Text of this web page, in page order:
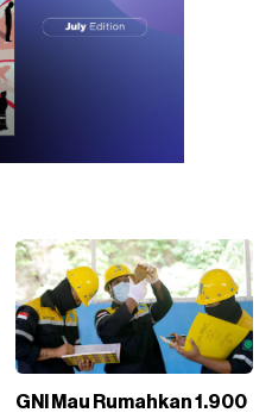
GNI Mau Rumahkan 1.900